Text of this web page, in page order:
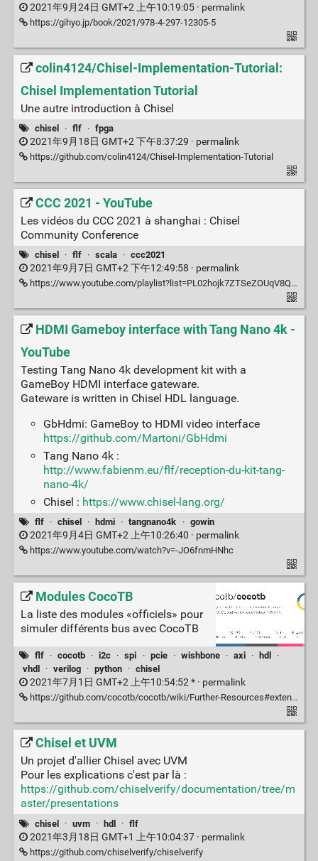
2021年9月24日 GMT+2 上午10:19:05 · permalink
https://gihyo.jp/book/2021/978-4-297-12305-5
colin4124/Chisel-Implementation-Tutorial:
Chisel Implementation Tutorial
Une autre introduction à Chisel
chisel · flf · fpga
2021年9月18日 GMT+2 下午8:37:29 · permalink
https://github.com/colin4124/Chisel-Implementation-Tutorial
CCC 2021 - YouTube
Les vidéos du CCC 2021 à shanghai : Chisel
Community Conference
chisel · flf · scala · ccc2021
2021年9月7日 GMT+2 下午12:49:58 · permalink
https://www.youtube.com/playlist?list=PL02hojk7ZTSeZOUqV8QND4dYbkTm3Ov2A
HDMI Gameboy interface with Tang Nano 4k -
YouTube
Testing Tang Nano 4k development kit with a
GameBoy HDMI interface gateware.
Gateware is written in Chisel HDL language.
GbHdmi: GameBoy to HDMI video interface
https://github.com/Martoni/GbHdmi
Tang Nano 4k :
http://www.fabienm.eu/flf/reception-du-kit-tang-
nano-4k/
Chisel : https://www.chisel-lang.org/
flf · chisel · hdmi · tangnano4k · gowin
2021年9月4日 GMT+2 上午10:26:40 · permalink
https://www.youtube.com/watch?v=-JO6fnmHNhc
Modules CocoTB
La liste des modules «officiels» pour
simuler différents bus avec CocoTB
flf · cocotb · i2c · spi · pcie · wishbone · axi · hdl
·
vhdl
· verilog · python · chisel
2021年7月1日 GMT+2 上午10:54:52 * · permalink
https://github.com/cocotb/cocotb/wiki/Further-Resources#extension-modules-cocotbext
Chisel et UVM
Un projet d'allier Chisel avec UVM
Pour les explications c'est par là :
https://github.com/chiselverify/documentation/tree/m
aster/presentations
chisel · uvm · hdl · flf
2021年3月18日 GMT+1 上午10:04:37 · permalink
https://github.com/chiselverify/chiselverify